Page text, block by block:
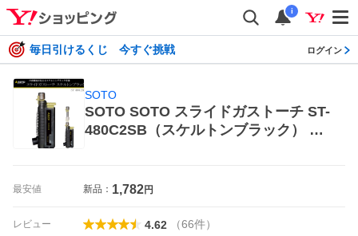
i
毎日引けるくじ 今すぐ挑戦 ログイン
SOTO
SOTO SOTO スライドガストーチ ST-
480C2SB（スケルトンブラック） ア
最安値 新品： 1,782円
レビュー 4.62 （66件）